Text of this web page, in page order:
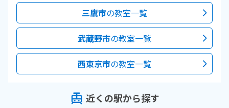
三鷹市の教室一覧
武蔵野市の教室一覧
西東京市の教室一覧
近くの駅から探す